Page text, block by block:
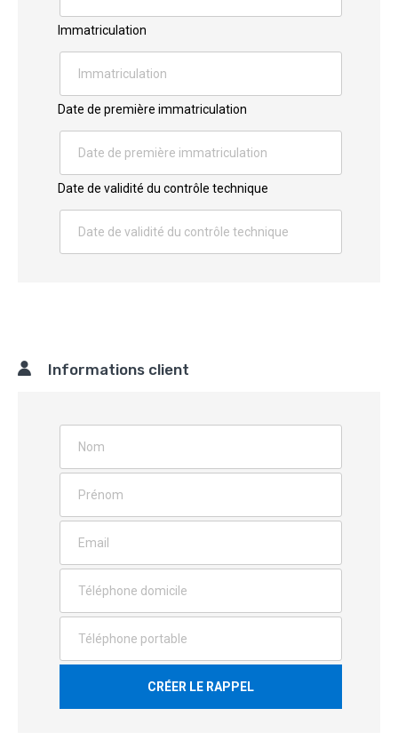
Immatriculation
Date de première immatriculation
Date de validité du contrôle technique
Informations client
CRÉER LE RAPPEL